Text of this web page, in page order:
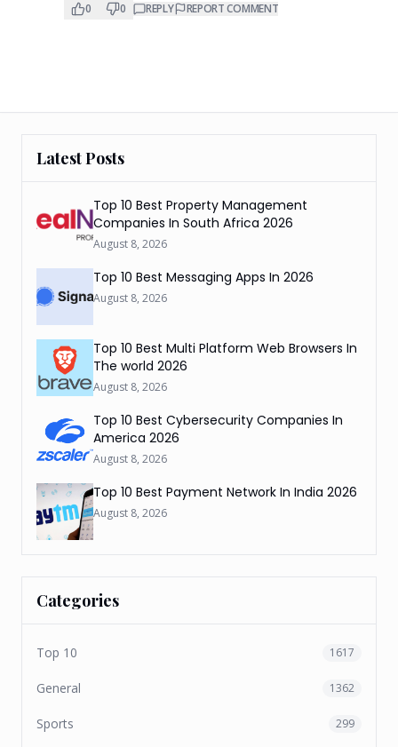
0 0 REPLY REPORT COMMENT
Latest Posts
Top 10 Best Property Management
Companies In South Africa 2026
August 8, 2026
Top 10 Best Messaging Apps In 2026
August 8, 2026
Top 10 Best Multi Platform Web Browsers In
The world 2026
August 8, 2026
Top 10 Best Cybersecurity Companies In
America 2026
August 8, 2026
Top 10 Best Payment Network In India 2026
August 8, 2026
Categories
Top 10 1617
General 1362
Sports 299